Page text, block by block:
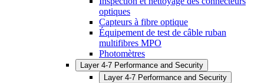
optiques
Capteurs à fibre optique
Équipement de test de câble ruban
multifibres MPO
Photomètres
Layer 4-7 Performance and Security
Layer 4-7 Performance and Security